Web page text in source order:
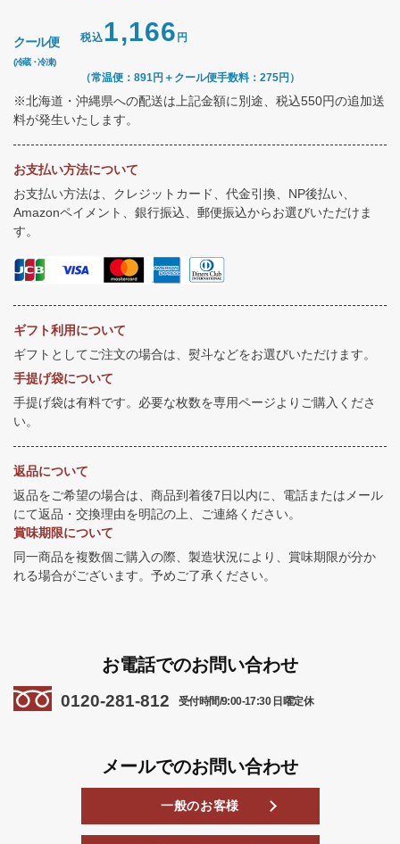
クール便
(冷蔵・冷凍)
税込1,166 円
（常温便：891円＋クール便手数料：275円）
※北海道・沖縄県への配送は上記金額に別途、税込550円の追加送
料が発生いたします。
お支払い方法について
お支払い方法は、クレジットカード、代金引換、NP後払い、
Amazonペイメント、銀行振込、郵便振込からお選びいただけま
す。
ギフト利用について
ギフトとしてご注文の場合は、熨斗などをお選びいただけます。
手提げ袋について
手提げ袋は有料です。必要な枚数を専用ページよりご購入くださ
い。
返品について
返品をご希望の場合は、商品到着後7日以内に、電話またはメール
にて返品・交換理由を明記の上、ご連絡ください。
賞味期限について
同一商品を複数個ご購入の際、製造状況により、賞味期限が分か
れる場合がございます。予めご了承ください。
お電話でのお問い合わせ
0120-281-812 受付時間/9:00-17:30 日曜定休
メールでのお問い合わせ
一般のお客様